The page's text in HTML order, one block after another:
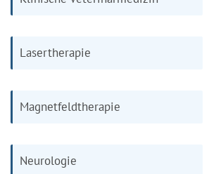
Lasertherapie
Magnetfeldtherapie
Neurologie